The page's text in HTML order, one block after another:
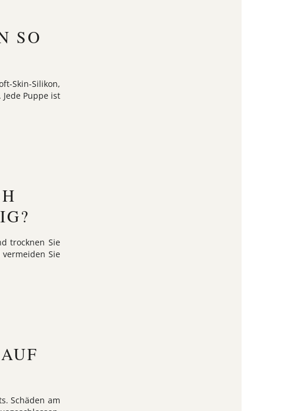
SO
Skin-Silikon,
Puppe ist
trocknen Sie
Sie
Schäden am